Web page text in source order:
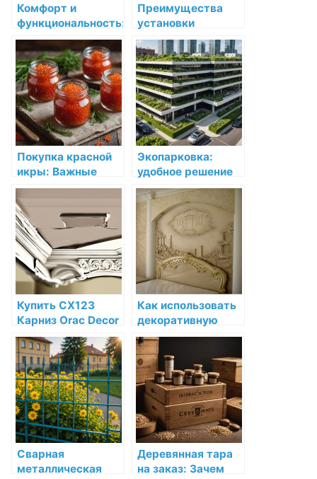
Комфорт и
функциональность:
Дома из бруса 6 на
6 метров
Преимущества
установки
пластиковых окон:
надежность, тепло
и комфорт для
квартиры и
загородного дома
Покупка красной
икры: Важные
аспекты выбора
оптового
поставщика
Экопарковка:
удобное решение
для современных
городов
Купить CX123
Карниз Orac Decor
Дюрополимер
Orac Decor по
низкой цене в
интернет-
магазине
Как использовать
декоративную
лепнину для
создания уютного
пространства
Сварная
металлическая
Деревянная тара
на заказ: Зачем